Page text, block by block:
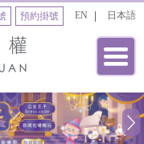
日本語
EN
預約掛號